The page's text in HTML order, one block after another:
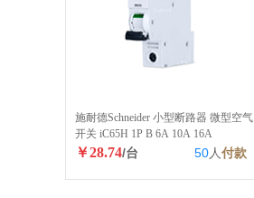
施耐德Schneider 小型断路器 微型空气
开关 iC65H 1P B 6A 10A 16A
￥28.74/台 50人付款